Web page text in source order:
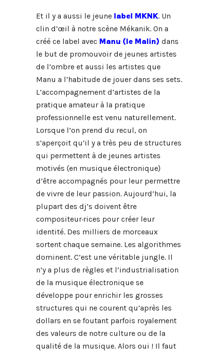
Et il y a aussi le jeune label MKNK. Un
clin d’œil à notre scène Mékanik. On a
créé ce label avec Manu (le Malin) dans
le but de promouvoir de jeunes artistes
de l’ombre et aussi les artistes que
Manu a l’habitude de jouer dans ses sets.
L’accompagnement d’artistes de la
pratique amateur à la pratique
professionnelle est venu naturellement.
Lorsque l’on prend du recul, on
s’aperçoit qu’il y a très peu de structures
qui permettent à de jeunes artistes
motivés (en musique électronique)
d’être accompagnés pour leur permettre
de vivre de leur passion. Aujourd’hui, la
plupart des dj’s doivent être
compositeur·rices pour créer leur
identité. Des milliers de morceaux
sortent chaque semaine. Les algorithmes
dominent. C’est une véritable jungle. Il
n’y a plus de règles et l’industrialisation
de la musique électronique se
développe pour enrichir les grosses
structures qui ne courent qu’après les
dollars en se foutant parfois royalement
des valeurs de notre culture ou de la
qualité de la musique. Alors oui ! Il faut